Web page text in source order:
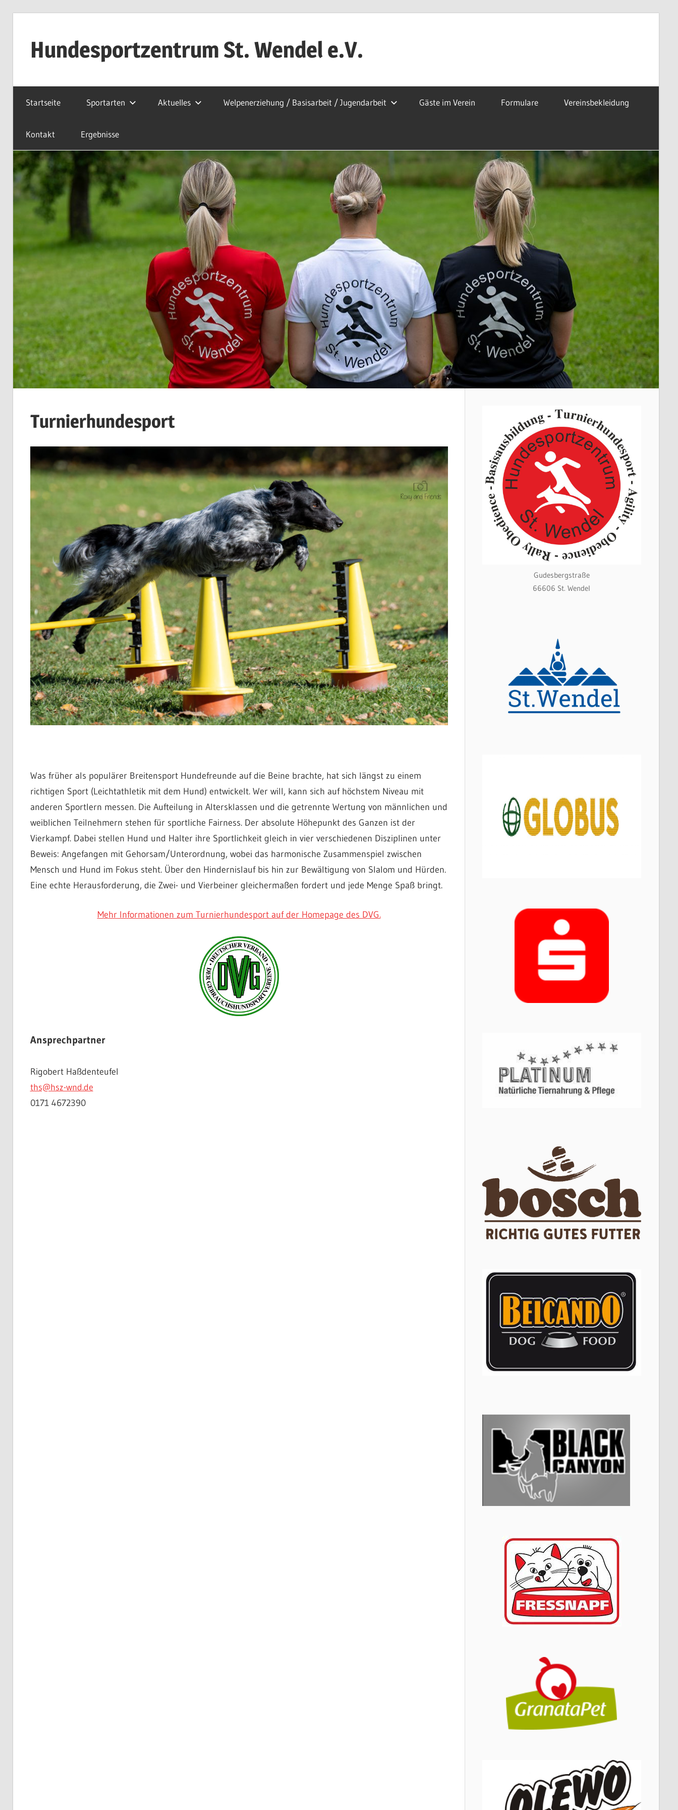
springenHundesportzentrum St. Wendel e.V.
Startseite Sportarten Aktuelles Welpenerziehung / Basisarbeit / Jugendarbeit Gäste im Verein Formulare Vereinsbekleidung
Kontakt Ergebnisse
Turnierhundesport
Was früher als populärer Breitensport Hundefreunde auf die Beine brachte, hat sich längst zu einem
richtigen Sport (Leichtathletik mit dem Hund) entwickelt. Wer will, kann sich auf höchstem Niveau mit
anderen Sportlern messen. Die Aufteilung in Altersklassen und die getrennte Wertung von männlichen und
weiblichen Teilnehmern stehen für sportliche Fairness. Der absolute Höhepunkt des Ganzen ist der
Vierkampf. Dabei stellen Hund und Halter ihre Sportlichkeit gleich in vier verschiedenen Disziplinen unter
Beweis: Angefangen mit Gehorsam/Unterordnung, wobei das harmonische Zusammenspiel zwischen
Mensch und Hund im Fokus steht. Über den Hindernislauf bis hin zur Bewältigung von Slalom und Hürden.
Eine echte Herausforderung, die Zwei- und Vierbeiner gleichermaßen fordert und jede Menge Spaß bringt.
Mehr Informationen zum Turnierhundesport auf der Homepage des DVG.
Ansprechpartner
Rigobert Haßdenteufel
ths@hsz-wnd.de
0171 4672390
Gudesbergstraße
66606 St. Wendel